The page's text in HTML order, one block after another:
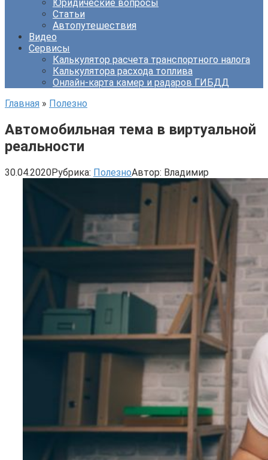
Юридические вопросы
Статьи
Автопутешествия
Видео
Сервисы
Калькулятор расчета транспортного налога
Калькулятора расхода топлива
Онлайн-карта камер и радаров ГИБДД
Главная » Полезно
Автомобильная тема в виртуальной
реальности
30.04.2020Рубрика: ПолезноАвтор: Владимир